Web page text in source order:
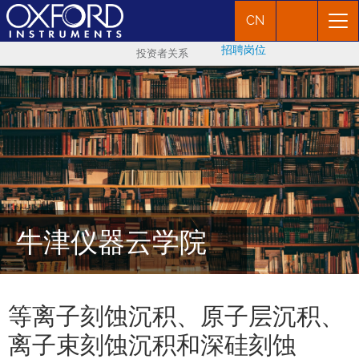
CN
投资者关系 招聘岗位
牛津仪器云学院
等离子刻蚀沉积、原子层沉积、
离子束刻蚀沉积和深硅刻蚀